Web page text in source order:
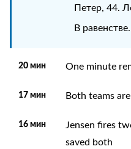
Петер, 44.
В равенстве.
20 мин One minute
17 мин Both teams
16 мин
Jensen fires
saved both